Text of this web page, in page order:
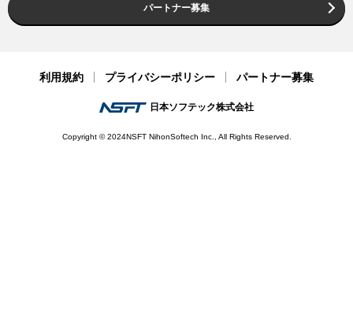
パートナー募集
利用規約 プライバシーポリシー パートナー募集
日本ソフテック株式会社
Copyright © 2024NSFT NihonSoftech Inc., All Rights Reserved.